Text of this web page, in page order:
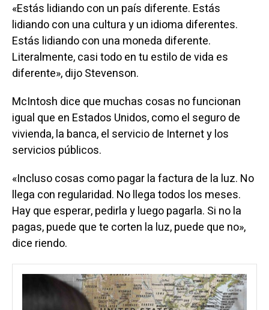
«Estás lidiando con un país diferente. Estás
lidiando con una cultura y un idioma diferentes.
Estás lidiando con una moneda diferente.
Literalmente, casi todo en tu estilo de vida es
diferente», dijo Stevenson.
McIntosh dice que muchas cosas no funcionan
igual que en Estados Unidos, como el seguro de
vivienda, la banca, el servicio de Internet y los
servicios públicos.
«Incluso cosas como pagar la factura de la luz. No
llega con regularidad. No llega todos los meses.
Hay que esperar, pedirla y luego pagarla. Si no la
pagas, puede que te corten la luz, puede que no»,
dice riendo.